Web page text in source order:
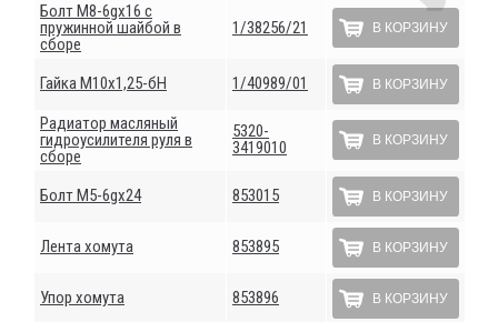
Болт М8-6gх16 с
пружинной шайбой в
сборе
1/38256/21 В КОРЗИНУ
Гайка М10х1,25-бН 1/40989/01 В КОРЗИНУ
Радиатор масляный
гидроусилителя руля в
сборе
5320-
3419010
В КОРЗИНУ
Болт М5-6gх24 853015 В КОРЗИНУ
Лента хомута 853895 В КОРЗИНУ
Упор хомута 853896 В КОРЗИНУ